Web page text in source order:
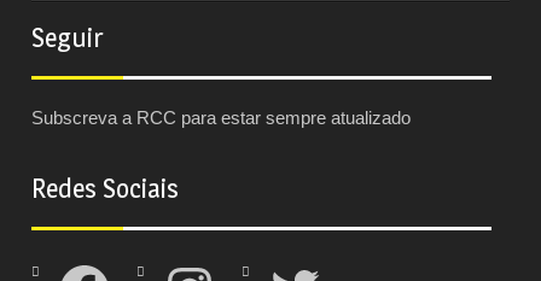
Seguir
Subscreva a RCC para estar sempre atualizado
Redes Sociais
Facebook Instagram Twitter